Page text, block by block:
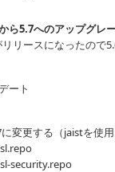
5.7へのアップグレ
リースになったので
ート
変更する（jaistを使用
security.repo